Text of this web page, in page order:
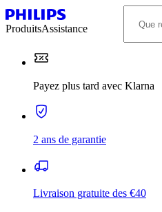
ProduitsAssistance
Payez plus tard avec Klarna
2 ans de garantie
Livraison gratuite des €40